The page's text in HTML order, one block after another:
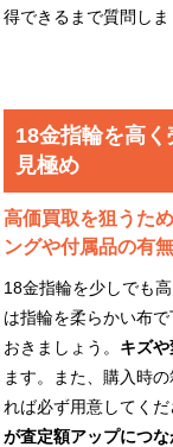
得できるまで質問しま
18金指輪を高
見極め
高価買取を狙うた
ングや付属品の有
18金指輪を少しでも
は指輪を柔らかい布
おきましょう。 キズ
ます。また、購入時
れば必ず用意してくだ
が査定額アップにつな